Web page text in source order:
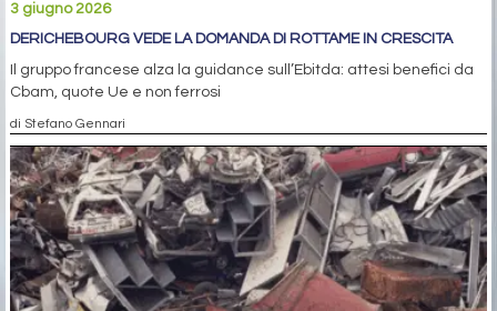
3 giugno 2026
DERICHEBOURG VEDE LA DOMANDA DI ROTTAME IN CRESCITA
Il gruppo francese alza la guidance sull’Ebitda: attesi benefici da
Cbam, quote Ue e non ferrosi
di Stefano Gennari